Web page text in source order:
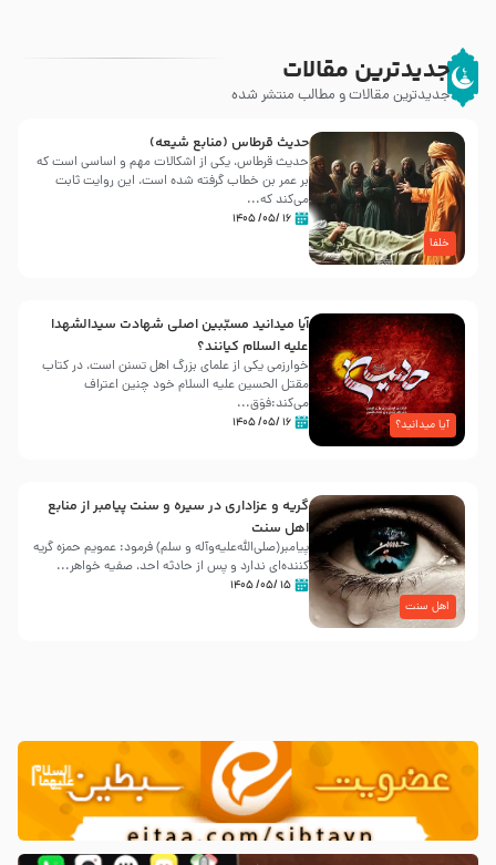
جدیدترین مقالات
جدیدترین مقالات و مطالب منتشر شده
خلفا
حدیث قرطاس (منابع شیعه)
حدیث قرطاس، یکی از اشکالات مهم و اساسی است که
بر عمر بن خطاب گرفته شده است، این روایت ثابت
می‌کند که...
۱۶ /۰۵/ ۱۴۰۵
آیا میدانید؟
آیا میدانید مسبّبین اصلی شهادت سیدالشهدا
علیه ‌السلام کیانند؟
خوارزمی یکی از علمای بزرگ اهل تسنن است، در کتاب
مقتل الحسین علیه ‌السلام خود چنین اعتراف
می‌کند:فوَق...
۱۶ /۰۵/ ۱۴۰۵
اهل سنت
گریه و عزاداری در سیره و سنت پیامبر از منابع
اهل سنت
پیامبر(صلی‌الله‌علیه‌وآله و سلم) فرمود: عمویم حمزه گریه
کننده‌ای ندارد و پس از حادثه احد، صفیه خواهر...
۱۵ /۰۵/ ۱۴۰۵